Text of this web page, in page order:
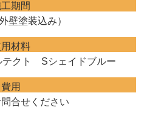
期間
壁塗装込み）
材料
クト Sシェイドブルー
費用
合せください